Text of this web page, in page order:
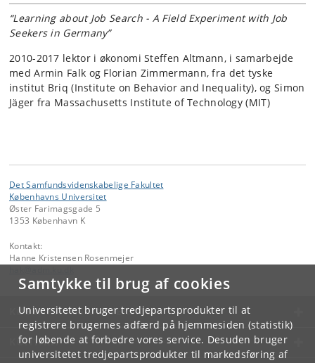
Samtykke til brug af cookies
Universitetet bruger tredjepartsprodukter til at
registrere brugernes adfærd på hjemmesiden (statistik)
for løbende at forbedre vores service. Desuden bruger
universitetet tredjepartsprodukter til markedsføring af
“Learning about Job Search - A Field Experiment with Job
Seekers in Germany”
2010-2017 lektor i økonomi Steffen Altmann, i samarbejde
med Armin Falk og Florian Zimmermann, fra det tyske
institut Briq (Institute on Behavior and Inequality), og Simon
Jäger fra Massachusetts Institute of Technology (MIT)
Det Samfundsvidenskabelige Fakultet
Københavns Universitet
Øster Farimagsgade 5
1353 København K
Kontakt:
Hanne Kristensen Rosenmejer
KØBENHAVNS UNIVERSITET
KONTAKT